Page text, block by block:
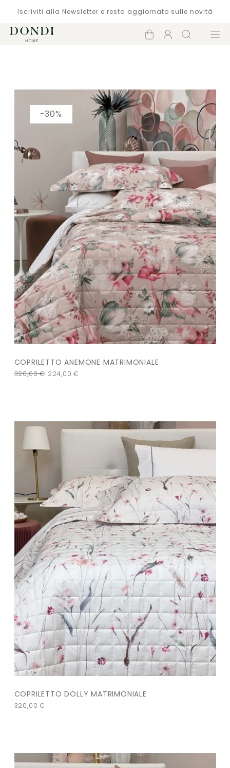
Iscriviti alla Newsletter e resta aggiornato sulle novità
Carrello
Account
Cerca Menù
COPRILETTO ANEMONE MATRIMONIALE
320,00€ 224,00€
-30%
COPRILETTO DOLLY MATRIMONIALE
320,00€